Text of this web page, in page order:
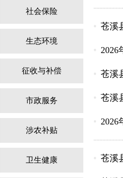
社会保险
生态环境
征收与补偿
市政服务
涉农补贴
卫生健康
苍溪
2026
苍溪
苍溪
2026
苍溪